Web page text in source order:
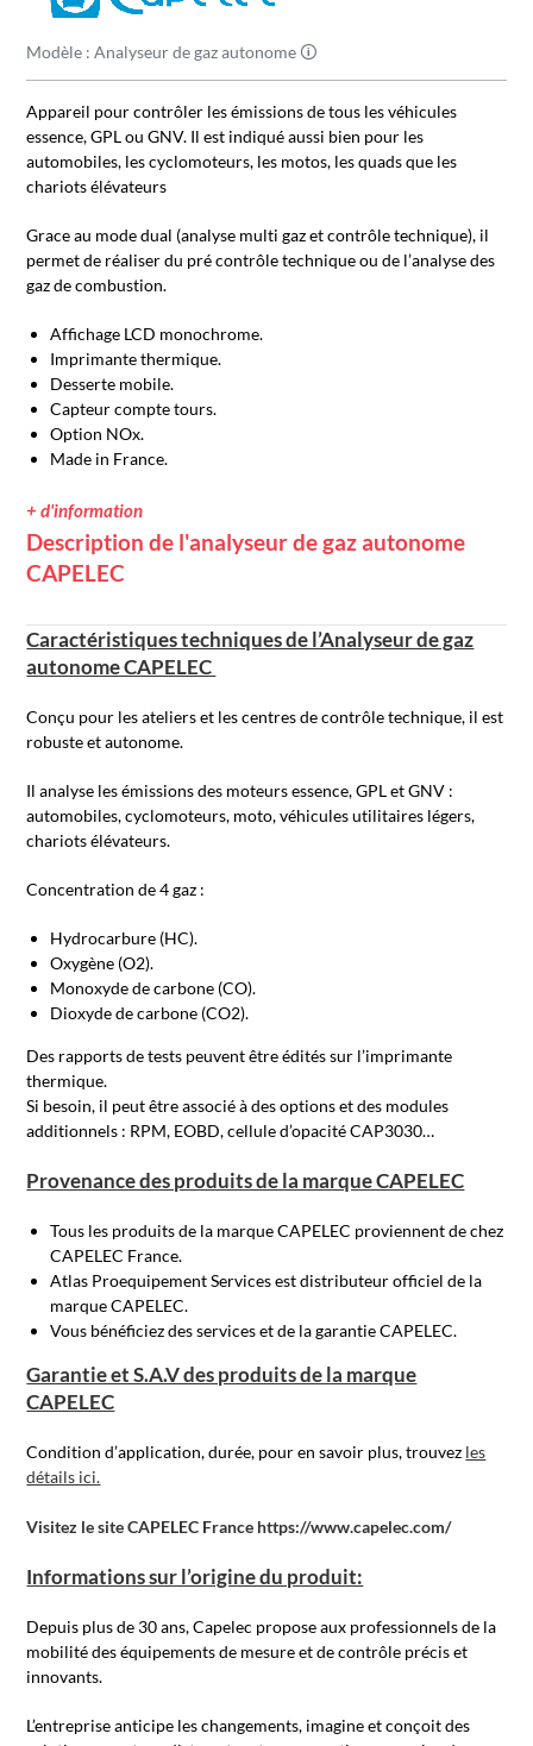
Modèle : Analyseur de gaz autonome 🛈
Appareil pour contrôler les émissions de tous les véhicules
essence, GPL ou GNV. Il est indiqué aussi bien pour les
automobiles, les cyclomoteurs, les motos, les quads que les
chariots élévateurs
Grace au mode dual (analyse multi gaz et contrôle technique), il
permet de réaliser du pré contrôle technique ou de l’analyse des
gaz de combustion.
Affichage LCD monochrome.
Imprimante thermique.
Desserte mobile.
Capteur compte tours.
Option NOx.
Made in France.
+ d'information
Description de l'analyseur de gaz autonome
CAPELEC
Caractéristiques techniques de l’Analyseur de gaz
autonome CAPELEC
Conçu pour les ateliers et les centres de contrôle technique, il est
robuste et autonome.
Il analyse les émissions des moteurs essence, GPL et GNV :
automobiles, cyclomoteurs, moto, véhicules utilitaires légers,
chariots élévateurs.
Concentration de 4 gaz :
Hydrocarbure (HC).
Oxygène (O2).
Monoxyde de carbone (CO).
Dioxyde de carbone (CO2).
Des rapports de tests peuvent être édités sur l’imprimante
thermique.
Si besoin, il peut être associé à des options et des modules
additionnels : RPM, EOBD, cellule d’opacité CAP3030…
Provenance des produits de la marque CAPELEC
Tous les produits de la marque CAPELEC proviennent de chez
CAPELEC France.
Atlas Proequipement Services est distributeur officiel de la
marque CAPELEC.
Vous bénéficiez des services et de la garantie CAPELEC.
Garantie et S.A.V des produits de la marque
CAPELEC
Condition d’application, durée, pour en savoir plus, trouvez les
détails ici.
Visitez le site CAPELEC France https://www.capelec.com/
Informations sur l’origine du produit:
Depuis plus de 30 ans, Capelec propose aux professionnels de la
mobilité des équipements de mesure et de contrôle précis et
innovants.
L’entreprise anticipe les changements, imagine et conçoit des